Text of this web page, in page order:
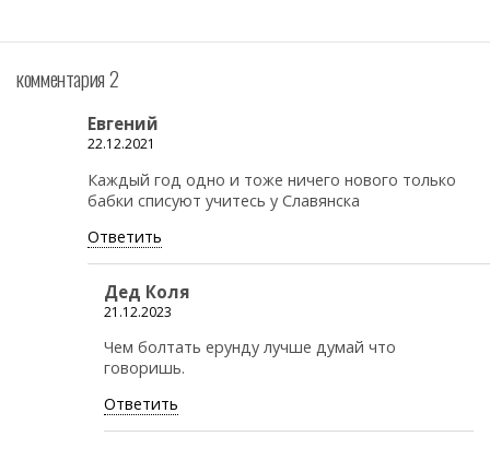
комментария 2
Евгений
22.12.2021
Каждый год одно и тоже ничего нового только
бабки списуют учитесь у Славянска
Ответить
Дед Коля
21.12.2023
Чем болтать ерунду лучше думай что
говоришь.
Ответить